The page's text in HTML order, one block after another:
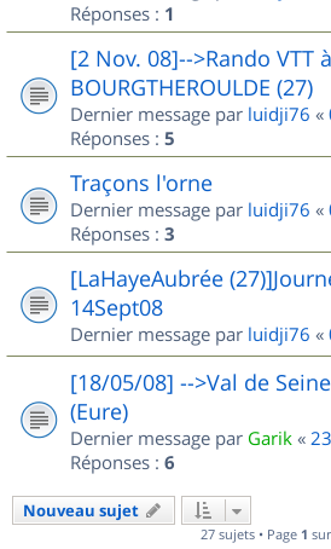
Réponses : 1
[2 Nov. 08]-->Rando VTT à
BOURGTHEROULDE (27)
Dernier message par luidji76 «
Réponses : 5
Traçons l'orne
Dernier message par luidji76 «
Réponses : 3
[LaHayeAubrée
14Sept08
Dernier message par luidji76 «
[18/05/08] -->Val de
(Eure)
Dernier message par Garik «
Réponses : 6
Nouveau sujet
27 sujets • Page 1 sur